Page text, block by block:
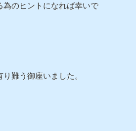
為のヒントになれば幸いで
難う御座いました。